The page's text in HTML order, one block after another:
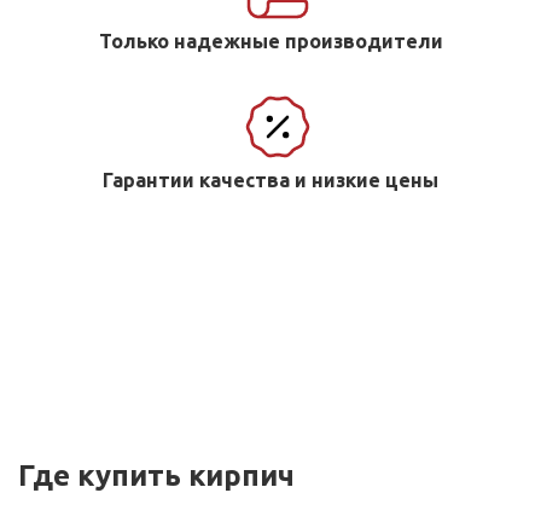
Только надежные производители
Гарантии качества и низкие цены
Где купить кирпич